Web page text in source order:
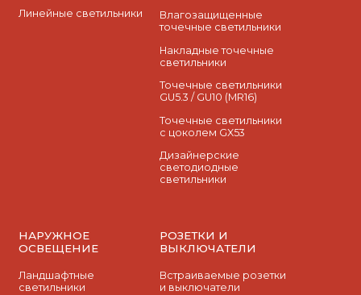
Линейные светильники
Влагозащищенные
точечные светильники
Накладные точечные
светильники
Точечные светильники
GU5.3 / GU10 (MR16)
Точечные светильники
с цоколем GX53
Дизайнерские
светодиодные
светильники
НАРУЖНОЕ
ОСВЕЩЕНИЕ
Ландшафтные
светильники
РОЗЕТКИ И
ВЫКЛЮЧАТЕЛИ
Встраиваемые розетки
и выключатели